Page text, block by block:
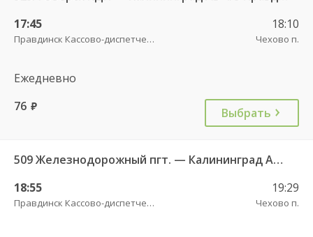
17:45
Правдинск Кассово-диспетчерский пункт
18:10
Чехово п.
Ежедневно
76 руб. Выбрать
509 Железнодорожный пгт. — Калининград АВ ч/з Правдинск КДП
18:55
Правдинск Кассово-диспетчерский пункт
19:29
Чехово п.